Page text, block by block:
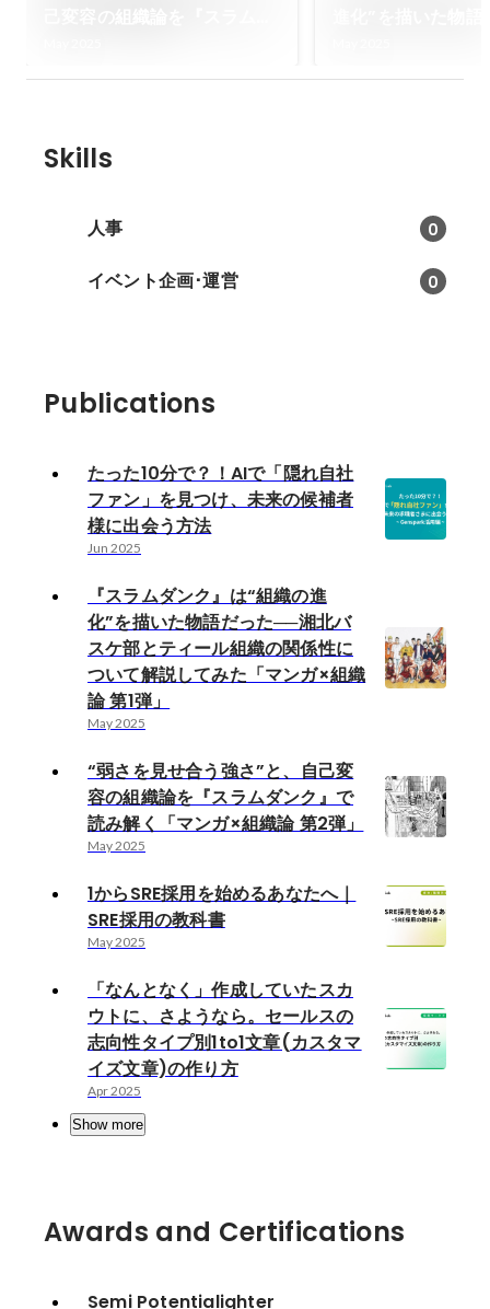
Skills
人事 0
イベント企画･運営 0
Publications
たった10分で？！AIで「隠れ自社
ファン」を見つけ、未来の候補者
様に出会う方法
Jun 2025
『スラムダンク』は“組織の進
化”を描いた物語だった──湘北バ
スケ部とティール組織の関係性に
ついて解説してみた「マンガ×組織
論 第1弾」
May 2025
“弱さを見せ合う強さ”と、自己変
容の組織論を『スラムダンク』で
読み解く「マンガ×組織論 第2弾」
May 2025
1からSRE採用を始めるあなたへ｜
SRE採用の教科書
May 2025
「なんとなく」作成していたスカ
ウトに、さようなら。セールスの
志向性タイプ別1to1文章(カスタマ
イズ文章)の作り方
Apr 2025
Show more
Awards and Certifications
Semi Potentialighter